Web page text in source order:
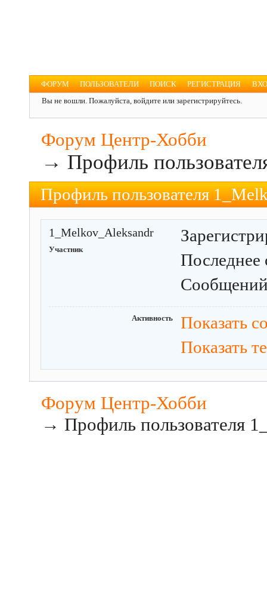
ФОРУМ ПОЛЬЗОВАТЕЛИ ПОИСК РЕГИСТРАЦИЯ
Вы не вошли. Пожалуйста, войдите или зарегистрируйтесь.
Форум Центр-Хобби
→ Профиль
Профиль пользователя
1_Melkov_Aleksandr
Участник
Активность
Показать
Показать
Форум Центр-Хобби
→ Профиль пользователя